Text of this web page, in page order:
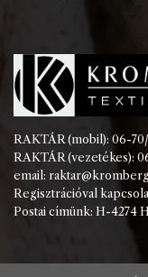
RAKTÁR (mobil): 06-
RAKTÁR (vezetékes):
email:
Regisztrációval
Postai címünk: H-4274